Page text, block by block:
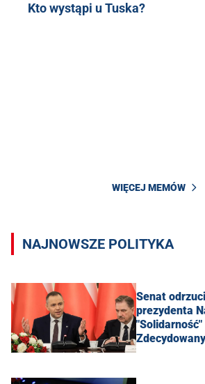
Kto wystąpi u Tuska?
WIĘCEJ MEMÓW
NAJNOWSZE POLITYKA
Senat
prezydenta